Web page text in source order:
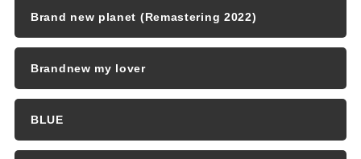
Brand new planet (Remastering 2022)
Brandnew my lover
BLUE